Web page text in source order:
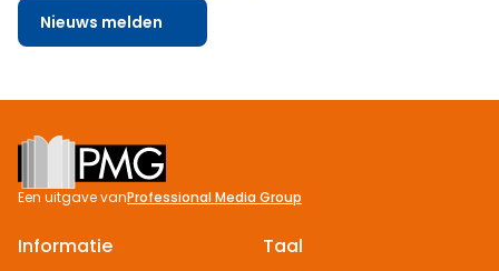
Nieuws melden
Footer
Een uitgave vanProfessional Media Group
Informatie Taal